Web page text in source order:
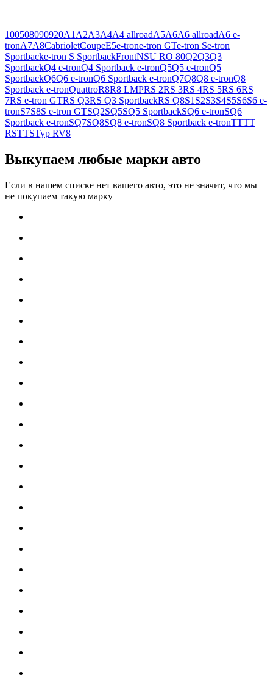
100508090920A1 A2A3A4A4 allroadA5A6A6 allroadA6 e-
tronA7A8CabrioletCoupeE5e-trone-tron GTe-tron Se-tron
Sportbacke-tron S SportbackFrontNSU RO 80Q2Q3Q3
SportbackQ4 e-tronQ4 Sportback e-tronQ5Q5 e-tronQ5
SportbackQ6Q6 e-tronQ6 Sportback e-tronQ7Q8Q8 e-tronQ8
Sportback e-tronQuattroR8R8 LMPRS 2RS 3RS 4RS 5RS 6RS
7RS e-tron GTRS Q3RS Q3 SportbackRS Q8S1 S2S3S4S5S6S6 e-
tronS7S8S e-tron GTSQ2SQ5SQ5 SportbackSQ6 e-tronSQ6
Sportback e-tronSQ7SQ8SQ8 e-tronSQ8 Sportback e-tronTTTT
RSTTSTyp RV8
Выкупаем любые марки авто
Если в нашем списке нет вашего авто, это не значит, что мы
не покупаем такую марку